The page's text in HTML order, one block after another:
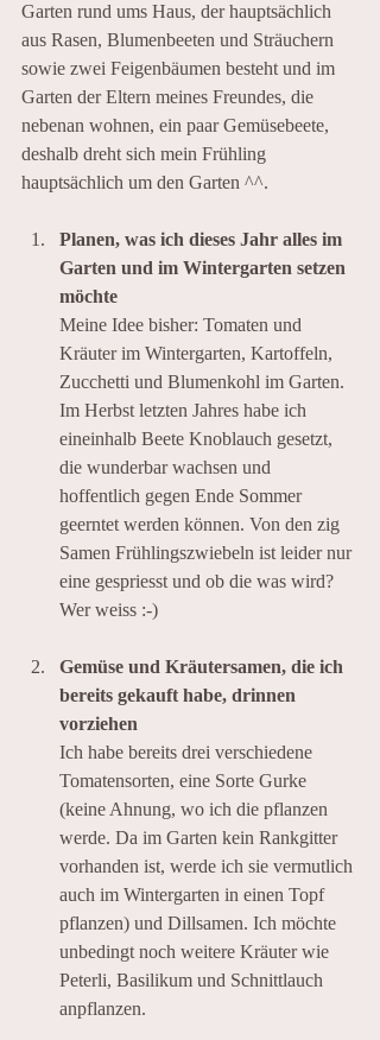
Garten rund ums Haus, der hauptsächlich
aus Rasen, Blumenbeeten und Sträuchern
sowie zwei Feigenbäumen besteht und im
Garten der Eltern meines Freundes, die
nebenan wohnen, ein paar Gemüsebeete,
deshalb dreht sich mein Frühling
hauptsächlich um den Garten ^^.
Planen, was ich dieses Jahr alles im
Garten und im Wintergarten setzen
möchte
Meine Idee bisher: Tomaten und
Kräuter im Wintergarten, Kartoffeln,
Zucchetti und Blumenkohl im Garten.
Im Herbst letzten Jahres habe ich
eineinhalb Beete Knoblauch gesetzt,
die wunderbar wachsen und
hoffentlich gegen Ende Sommer
geerntet werden können. Von den zig
Samen Frühlingszwiebeln ist leider nur
eine gespriesst und ob die was wird?
Wer weiss :-)
Gemüse und Kräutersamen, die ich
bereits gekauft habe, drinnen
vorziehen
Ich habe bereits drei verschiedene
Tomatensorten, eine Sorte Gurke
(keine Ahnung, wo ich die pflanzen
werde. Da im Garten kein Rankgitter
vorhanden ist, werde ich sie vermutlich
auch im Wintergarten in einen Topf
pflanzen) und Dillsamen. Ich möchte
unbedingt noch weitere Kräuter wie
Peterli, Basilikum und Schnittlauch
anpflanzen.